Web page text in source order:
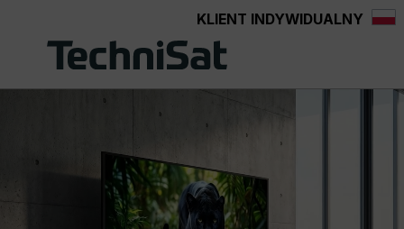
Przejdź do głównej zawartościKLIENT INDYWIDUALNY